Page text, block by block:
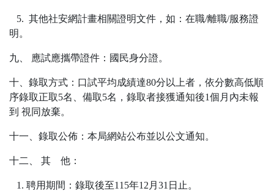
5. 其他社安網計畫相關證明文件，如：在職/離職/服務證
明。
九、 應試應攜帶證件：國民身分證。
十、錄取方式：口試平均成績達80分以上者，依分數高低順
序錄取正取5名、備取5名，錄取者接獲通知後1個月內未報
到 視同放棄。
十一、錄取公佈：本局網站公布並以公文通知。
十二、 其 他：
1. 聘用期間：錄取後至115年12月31日止。